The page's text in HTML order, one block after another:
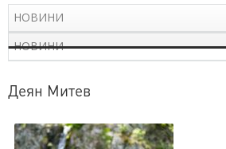
Деян Митев